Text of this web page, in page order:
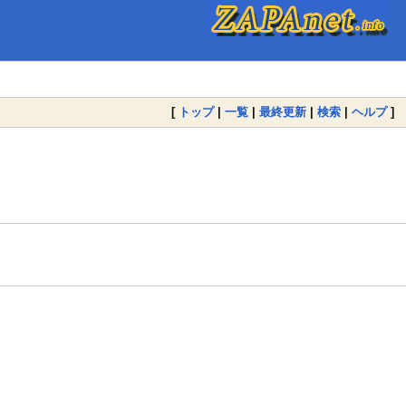
[ トップ| 一覧 | 最終更新 | 検索 | ヘルプ]